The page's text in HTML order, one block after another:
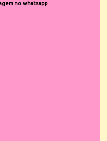
no whatsapp